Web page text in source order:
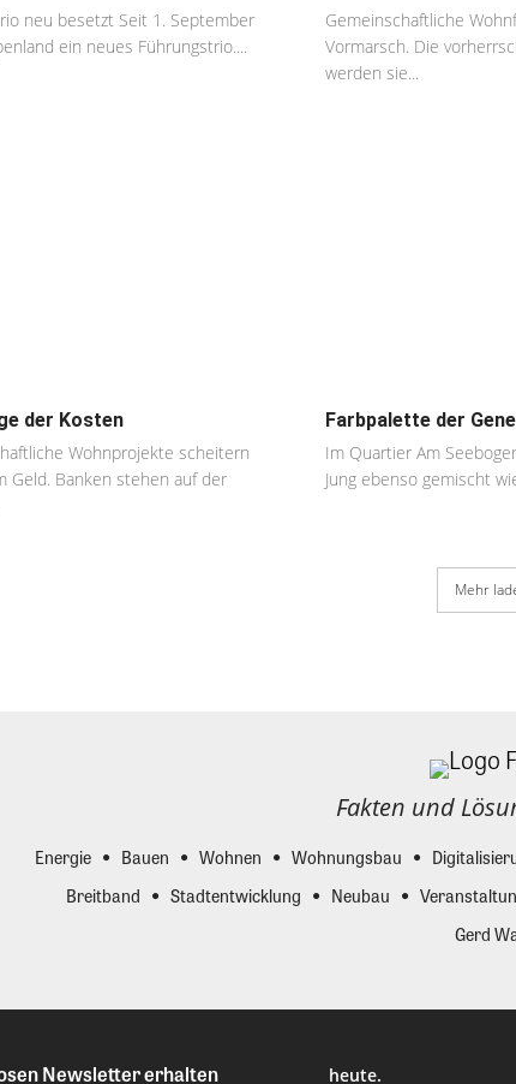
neu besetzt Seit 1. September
ein neues Führungstrio....
Gemeinschaftliche
Vormarsch. Die
werden sie...
der Kosten
Wohnprojekte scheitern
Geld. Banken stehen auf der
Farbpalette der
Im Quartier Am
Jung ebenso gemischt
Mehr
Fakten und
Energie Bauen Wohnen Wohnungsbau
Breitband
Stadtentwicklung Neubau
Gerd
Newsletter erhalten heute.